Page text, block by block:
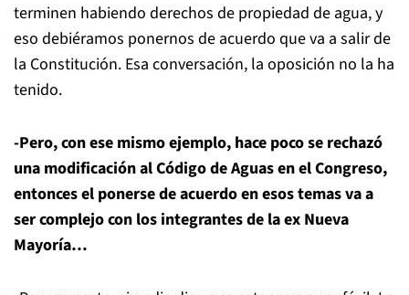
terminen habiendo derechos de propiedad de agua, y
eso debiéramos ponernos de acuerdo que va a salir de
la Constitución. Esa conversación, la oposición no la ha
tenido.
-Pero, con ese mismo ejemplo, hace poco se rechazó
una modificación al Código de Aguas en el Congreso,
entonces el ponerse de acuerdo en esos temas va a
ser complejo con los integrantes de la ex Nueva
Mayoría…